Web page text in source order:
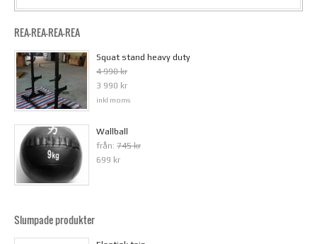
REA-REA-REA-REA
Squat stand heavy duty
4 990 kr
3 990 kr
inkl moms
Wallball
från: 745 kr
699 kr
Slumpade produkter